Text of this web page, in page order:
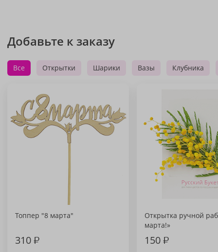
Добавьте к заказу
Все Открытки Шарики Вазы Клубника
Топпер "8 марта"
310₽
Открытка ручной
марта!»
150₽